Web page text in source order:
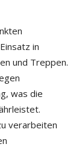
in
und Treppen.
was die
verarbeiten